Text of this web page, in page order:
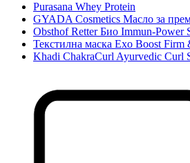
Purasana Whey Protein
GYADA Cosmetics Масло за
Obsthof Retter Био Immun-Power
Текстилна маска Exo Boost
Khadi ChakraCurl Ayurvedic Curl